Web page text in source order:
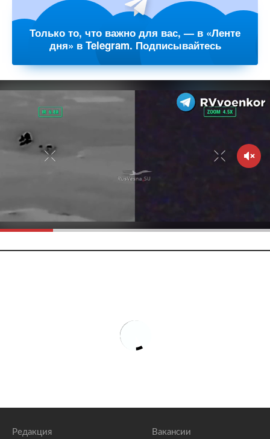
Только то, что важно для вас, — в «Ленте
дня» в Telegram. Подписывайтесь
Редакция Вакансии